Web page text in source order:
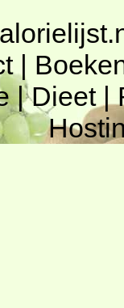
|
|Dieet|